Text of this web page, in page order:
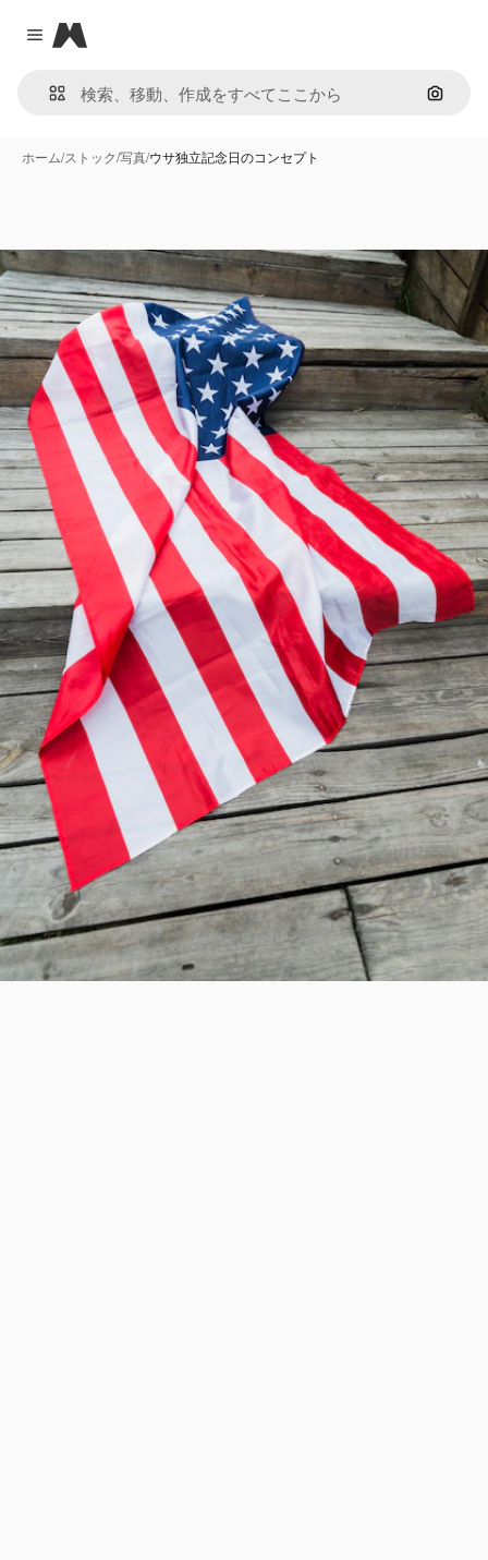
Close menu
Magnific
画像で
ホーム/ストック/写真/ウサ独立記念日のコンセプト